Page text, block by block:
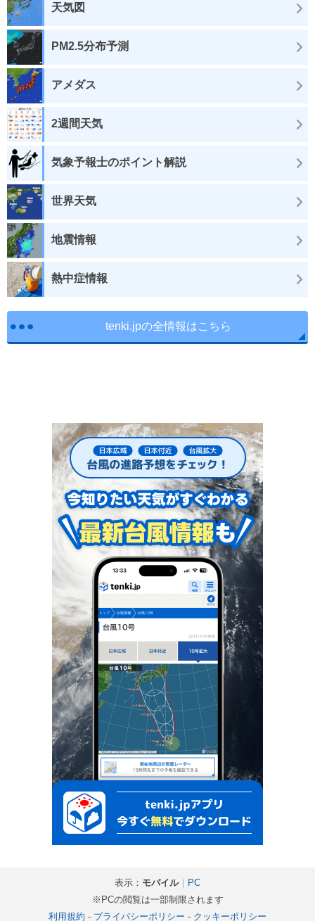
天気図
PM2.5分布予測
アメダス
2週間天気
気象予報士のポイント解説
世界天気
地震情報
熱中症情報
tenki.jpの全情報はこちら
表示： モバイル｜ PC
※PCの閲覧は一部制限されます
利用規約 - プライバシーポリシー - クッキーポリシー